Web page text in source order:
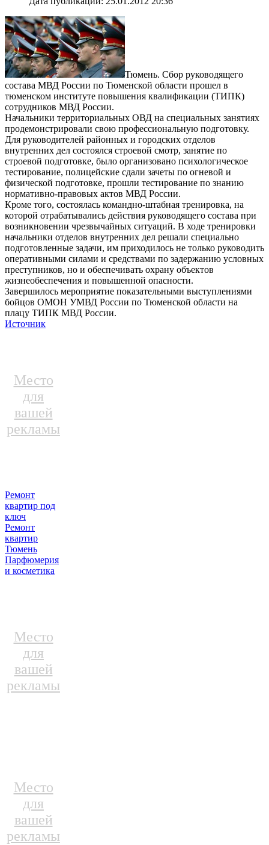
Тюмень. Сбор руководящего
состава МВД России по Тюменской области прошел в
тюменском институте повышения квалификации (ТИПК)
сотрудников МВД России.
Начальники территориальных ОВД на специальных занятиях
продемонстрировали свою профессиональную подготовку.
Для руководителей районных и городских отделов
внутренних дел состоялся строевой смотр, занятие по
строевой подготовке, было организовано психологическое
тестирование, полицейские сдали зачеты по огневой и
физической подготовке, прошли тестирование по знанию
нормативно-правовых актов МВД России.
Кроме того, состоялась командно-штабная тренировка, на
которой отрабатывались действия руководящего состава при
возникновении чрезвычайных ситуаций. В ходе тренировки
начальники отделов внутренних дел решали специально
подготовленные задачи, им приходилось не только руководить
оперативными силами и средствами по задержанию условных
преступников, но и обеспечивать охрану объектов
жизнеобеспечения и повышенной опасности.
Завершилось мероприятие показательными выступлениями
бойцов ОМОН УМВД России по Тюменской области на
плацу ТИПК МВД России.
Источник
Место
для
вашей
рекламы
Ремонт
квартир под
ключ
Ремонт
квартир
Тюмень
Парфюмерия
и косметика
Место
для
вашей
рекламы
Место
для
вашей
рекламы